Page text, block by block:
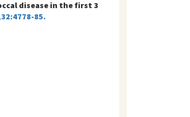
disease in the first 3
85.